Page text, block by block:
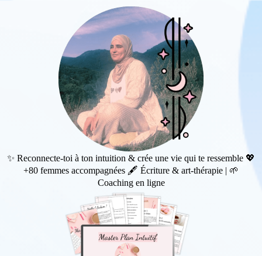
✨ Reconnecte-toi à ton intuition & crée une vie qui te ressemble 💖
+80 femmes accompagnées 🖋️ Écriture & art-thérapie | 🌱
Coaching en ligne